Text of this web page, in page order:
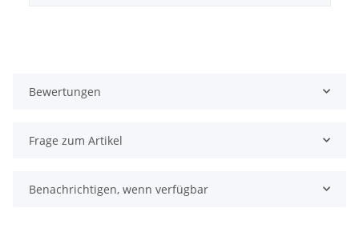
Bewertungen
Frage zum Artikel
Benachrichtigen, wenn verfügbar